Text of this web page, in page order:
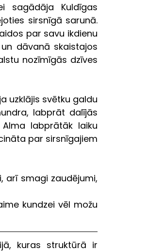
sagādāja Kuldīgas
sirsnīgā sarunā.
par savu ikdienu
dāvanā skaistajos
nozīmīgās dzīves
uzklājis svētku galdu
labprāt dalījās
labprātāk laiku
par sirsnīgajiem
arī smagi zaudējumi,
kundzei vēl možu